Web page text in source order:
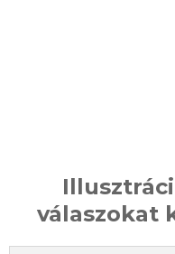
válaszokat